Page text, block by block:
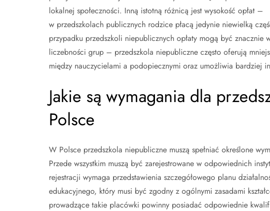
lokalnej społeczności. Inną istotną różnicą jest wysokość opłat –
w przedszkolach publicznych rodzice płacą jedynie niewielką
przypadku przedszkoli niepublicznych opłaty mogą być
liczebności grup – przedszkola niepubliczne często oferują
między nauczycielami a podopiecznymi oraz umożliwia bardziej
Jakie są wymagania dla
Polsce
W Polsce przedszkola niepubliczne muszą spełniać określone
Przede wszystkim muszą być zarejestrowane w odpowiednich
rejestracji wymaga przedstawienia szczegółowego planu
edukacyjnego, który musi być zgodny z ogólnymi zasadami
prowadzące takie placówki powinny posiadać odpowiednie